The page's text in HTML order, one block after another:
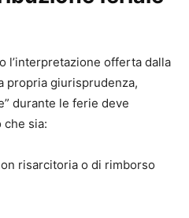
l’interpretazione offerta dalla
propria giurisprudenza,
durante le ferie deve
sia:
risarcitoria o di rimborso